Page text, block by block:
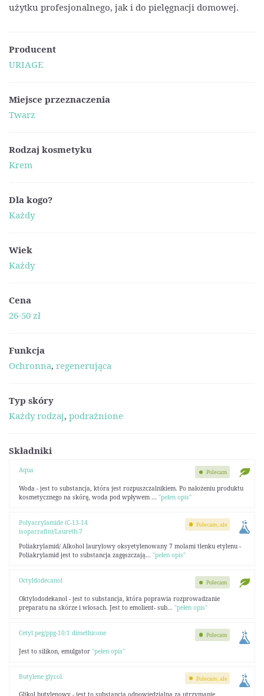
użytku profesjonalnego, jak i do pielęgnacji domowej.
Producent
URIAGE
Miejsce przeznaczenia
Twarz
Rodzaj kosmetyku
Krem
Dla kogo?
Każdy
Wiek
Każdy
Cena
26-50 zł
Funkcja
Ochronna, regenerująca
Typ skóry
Każdy rodzaj, podrażnione
Składniki
Aqua
Woda - jest to substancja, która jest rozpuszczalnikiem. Po nałożeniu produktu
kosmetycznego na skórę, woda pod wpływem ... "pełen opis"
Polecam
Polyacrylamide (C-13-14
isoparrafin)/Laureth-7
Poliakrylamid/ Alkohol laurylowy oksyetylenowany 7 molami tlenku etylenu -
Poliakrylamid jest to substancja zagęszczają... "pełen opis"
Polecam, ale
Octyldodecanol
Oktylododekanol - jest to substancja, która poprawia rozprowadzanie
preparatu na skórze i włosach. Jest to emolient- sub... "pełen opis"
Polecam
Cetyl peg/ppg-10/1 dimethicone
Jest to silikon, emulgator "pełen opis"
Polecam
Butylene glycol Polecam, ale